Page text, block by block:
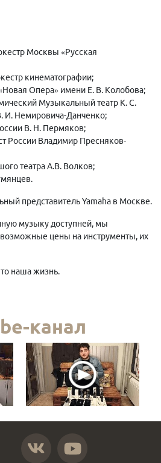
Москвы «Русская
кинематографии;
Опера» имени Е. В. Колобова;
Музыкальный театр К. С.
И. Немировича-Данченко;
В. Н. Пермяков;
России Владимир Пресняков-
театра А.В. Волков;
представитель Yamaha в Москве.
музыку доступней, мы
цены на инструменты, их
наша жизнь.
канал